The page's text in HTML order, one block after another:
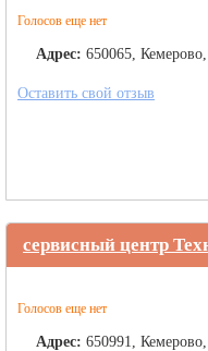
Голосов еще нет
Адрес: 650065,
Оставить свой отзыв
сервисный центр
Голосов еще нет
Адрес: 650991,